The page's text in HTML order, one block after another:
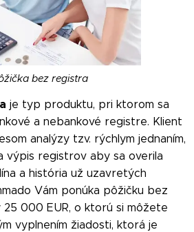
bez registra
je typ produktu, pri ktorom sa
a nebankové registre. Klient
analýzy tzv. rýchlym jednaním,
výpis registrov aby sa overila
a história už uzavretých
Vám ponúka pôžičku bez
000 EUR, o ktorú si môžete
vyplnením žiadosti, ktorá je